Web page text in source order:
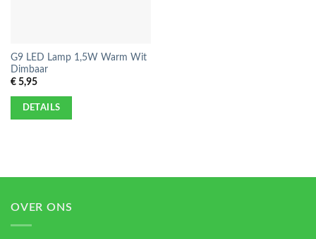
G9 LED Lamp 1,5W Warm Wit
Dimbaar
€5,95
DETAILS
OVER ONS